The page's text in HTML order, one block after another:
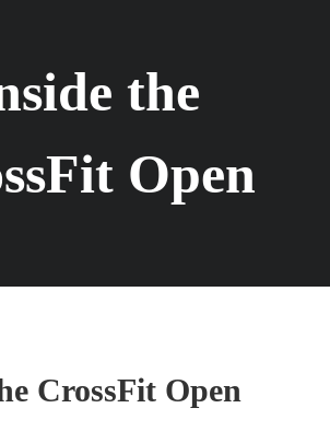
the
Open
CrossFit Open